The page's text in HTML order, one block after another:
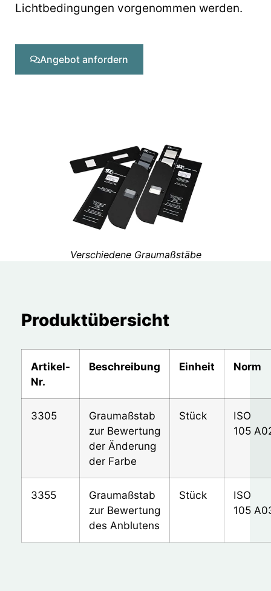
Lichtbedingungen vorgenommen werden.
Angebot anfordern
Verschiedene Graumaßstäbe
Produktübersicht
Artikel-
Nr.
Beschreibung Einheit Norm
3305
Graumaßstab
zur Bewertung
der Änderung
der Farbe
Stück
ISO
105
3355
Graumaßstab
zur Bewertung
des Anblutens
Stück
ISO
105